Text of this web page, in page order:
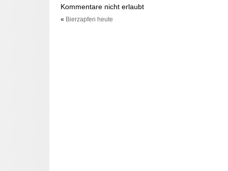
Kommentare nicht erlaubt
« Bierzapfen heute